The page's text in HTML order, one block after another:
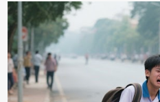
có tin tức. Mọi gánh nặng đổ dồn
cụ Nguyễn Thị Đào – và cậu con
Trí là học sinh giỏi toàn huyện,
làm thuê, biết đi cày thuê từ 4h
trong làng thương lắm, bảo:
nên ông này bà nọ đó!” Trí có ba